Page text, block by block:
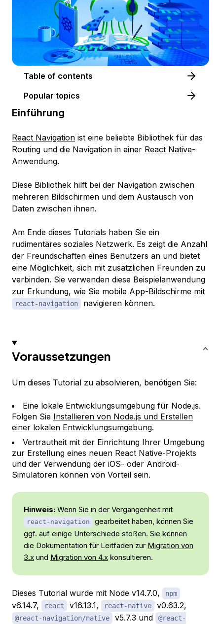
Table of contents
Popular topics
Einführung
React Navigation ist eine beliebte Bibliothek für das
Routing und die Navigation in einer React Native-
Anwendung.
Diese Bibliothek hilft bei der Navigation zwischen
mehreren Bildschirmen und dem Austausch von
Daten zwischen ihnen.
Am Ende dieses Tutorials haben Sie ein
rudimentäres soziales Netzwerk. Es zeigt die Anzahl
der Freundschaften eines Benutzers an und bietet
eine Möglichkeit, sich mit zusätzlichen Freunden zu
verbinden. Sie verwenden diese Beispielanwendung
zur Erkundung, wie Sie mobile App-Bildschirme mit
react-navigation navigieren können.
Voraussetzungen
Um dieses Tutorial zu absolvieren, benötigen Sie:
Eine lokale Entwicklungsumgebung für Node.js.
Folgen Sie Installieren von Node.js und Erstellen
einer lokalen Entwicklungsumgebung.
Vertrautheit mit der Einrichtung Ihrer Umgebung
zur Erstellung eines neuen React Native-Projekts
und der Verwendung der iOS- oder Android-
Simulatoren können von Vorteil sein.
Hinweis: Wenn Sie in der Vergangenheit mit
react-navigation
gearbeitet haben, können Sie
ggf. auf einige Unterschiede stoßen. Sie können
die Dokumentation für Leitfäden zur Migration von
3.x und Migration von 4.x konsultieren.
Dieses Tutorial wurde mit Node v14.7.0, npm
v6.14.7, react v16.13.1, react-native v0.63.2,
@react-navigation/native v5.7.3 und
@react-